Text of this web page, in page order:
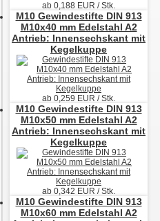
ab 0,188 EUR / Stk.
M10Gewindestifte DIN 913
M10x40 mm Edelstahl A2
Antrieb: Innensechskant mit
Kegelkuppe
ab 0,259 EUR / Stk.
M10Gewindestifte DIN 913
M10x50 mm Edelstahl A2
Antrieb: Innensechskant mit
Kegelkuppe
ab 0,342 EUR / Stk.
M10Gewindestifte DIN 913
M10x60 mm Edelstahl A2